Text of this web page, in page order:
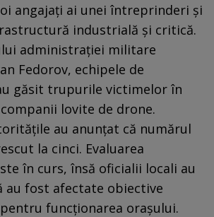
angajați ai unei întreprinderi și
industrială și critică.
administrației militare
Fedorov, echipele de
găsit trupurile victimelor în
lovite de drone.
au anunțat că numărul
la cinci. Evaluarea
în curs, însă oficialii locali au
au fost afectate obiective
funcționarea orașului.